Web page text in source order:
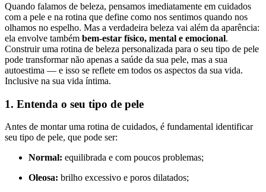
Quando falamos de beleza, pensamos imediatamente em cuidados
com a pele e na rotina que define como nos sentimos quando nos
olhamos no espelho. Mas a verdadeira beleza vai além da aparência:
ela envolve também bem-estar físico, mental e emocional.
Construir uma rotina de beleza personalizada para o seu tipo de pele
pode transformar não apenas a saúde da sua pele, mas a sua
autoestima — e isso se reflete em todos os aspectos da sua vida.
Inclusive na sua vida íntima.
1. Entenda o seu tipo de pele
Antes de montar uma rotina de cuidados, é fundamental identificar
seu tipo de pele, que pode ser:
Normal: equilibrada e com poucos problemas;
Oleosa: brilho excessivo e poros dilatados;